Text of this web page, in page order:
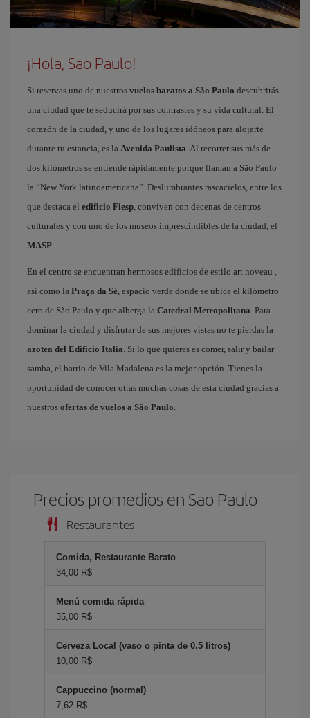
¡Hola, Sao Paulo!
Si reservas uno de nuestros vuelos baratos a São Paulo descubrirás
una ciudad que te seducirá por sus contrastes y su vida cultural. El
corazón de la ciudad, y uno de los lugares idóneos para alojarte
durante tu estancia, es la Avenida Paulista. Al recorrer sus más de
dos kilómetros se entiende rápidamente porque llaman a São Paulo
la “New York latinoamericana”. Deslumbrantes rascacielos, entre los
que destaca el edificio Fiesp, conviven con decenas de centros
culturales y con uno de los museos imprescindibles de la ciudad, el
MASP.
En el centro se encuentran hermosos edificios de estilo art noveau ,
así como la Praça da Sé, espacio verde donde se ubica el kilómetro
cero de São Paulo y que alberga la Catedral Metropolitana. Para
dominar la ciudad y disfrutar de sus mejores vistas no te pierdas la
azotea del Edificio Italia. Si lo que quieres es comer, salir y bailar
samba, el barrio de Vila Madalena es la mejor opción. Tienes la
oportunidad de conocer otras muchas cosas de esta ciudad gracias a
nuestros ofertas de vuelos a São Paulo.
Precios promedios en Sao Paulo
Restaurantes
Comida, Restaurante Barato
34,00 R$
Menú comida rápida
35,00 R$
Cerveza Local (vaso o pinta de 0.5 litros)
10,00 R$
Cappuccino (normal)
7,62 R$